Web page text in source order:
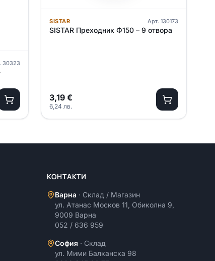
30323
SISTAR Арт. 130173
SISTAR Преходник Ф150 – 9 отвора
3,19 €
6,24 лв.
КОНТАКТИ
Варна · Склад / Магазин
ул. Атанас Москов 11, Обиколна 9,
9009 Варна
052 / 636 959
София · Склад
ул. Мими Балканска 98